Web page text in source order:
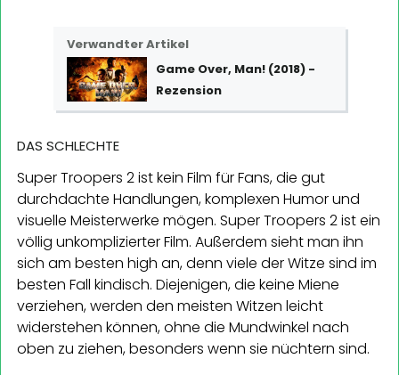
Verwandter Artikel
Game Over, Man! (2018) -
Rezension
DAS SCHLECHTE
Super Troopers 2 ist kein Film für Fans, die gut
durchdachte Handlungen, komplexen Humor und
visuelle Meisterwerke mögen. Super Troopers 2 ist ein
völlig unkomplizierter Film. Außerdem sieht man ihn
sich am besten high an, denn viele der Witze sind im
besten Fall kindisch. Diejenigen, die keine Miene
verziehen, werden den meisten Witzen leicht
widerstehen können, ohne die Mundwinkel nach
oben zu ziehen, besonders wenn sie nüchtern sind.